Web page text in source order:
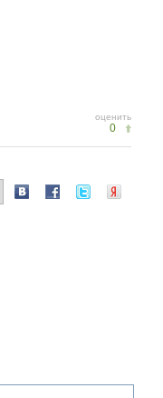
оценить
0